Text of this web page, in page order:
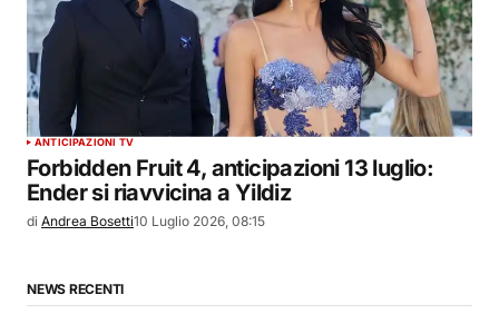
ANTICIPAZIONI TV
Forbidden Fruit 4, anticipazioni 13 luglio:
Ender si riavvicina a Yildiz
di Andrea Bosetti10 Luglio 2026, 08:15
NEWS RECENTI